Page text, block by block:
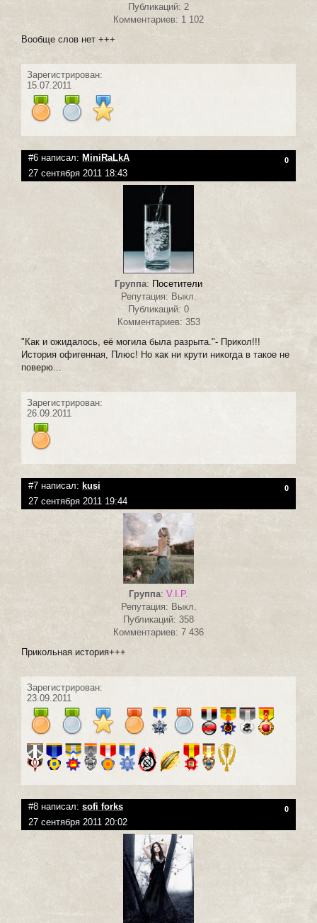
Публикаций: 2
Комментариев: 1 102
Вообще слов нет +++
Зарегистрирован:
15.07.2011
#6 написал: MiniRaLkA 0
27 сентября 2011 18:43
Группа: Посетители
Репутация: Выкл.
Публикаций: 0
Комментариев: 353
"Как и ожидалось, её могила была разрыта."- Прикол!!!
История офигенная, Плюс! Но как ни крути никогда в такое не
поверю...
Зарегистрирован:
26.09.2011
#7 написал: kusi 0
27 сентября 2011 19:44
Группа: V.I.P.
Репутация: Выкл.
Публикаций: 358
Комментариев: 7 436
Прикольная история+++
Зарегистрирован:
23.09.2011
#8 написал: sofi forks 0
27 сентября 2011 20:02